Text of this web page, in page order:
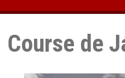
Course de